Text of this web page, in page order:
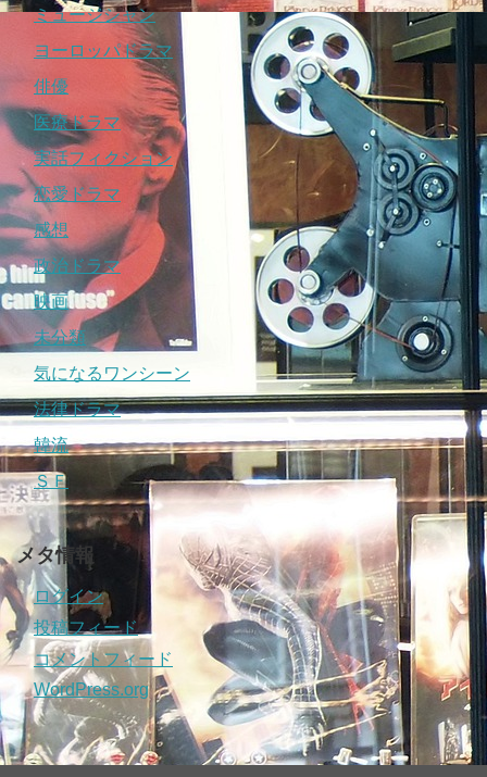
ミュージシャン
ヨーロッパドラマ
俳優
医療ドラマ
実話フィクション
恋愛ドラマ
感想
政治ドラマ
映画
未分類
気になるワンシーン
法律ドラマ
韓流
ＳＦ
メタ情報
ログイン
投稿フィード
コメントフィード
WordPress.org